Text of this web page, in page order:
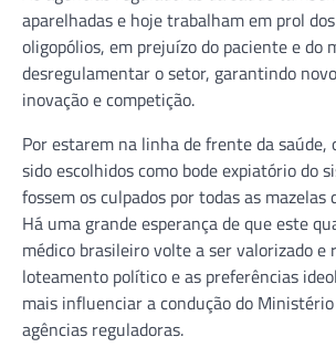
aparelhadas e hoje trabalham em prol
oligopólios, em prejuízo do paciente e do
desregulamentar o setor, garantindo
inovação e competição.
Por estarem na linha de frente da saúde,
sido escolhidos como bode expiatório do
fossem os culpados por todas as mazelas
Há uma grande esperança de que este
médico brasileiro volte a ser valorizado e
loteamento político e as preferências
mais influenciar a condução do Ministério
agências reguladoras.